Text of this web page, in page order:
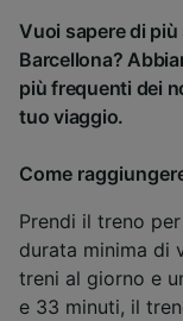
Vuoi sapere di
Barcellona?
più frequenti dei
tuo viaggio.
Come
Prendi il treno
durata minima di
treni al giorno e
e 33 minuti, il